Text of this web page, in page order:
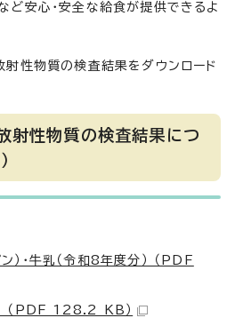
ど安心・安全な給食が提供できるよ
射性物質の検査結果をダウンロード
射性物質の検査結果につ
）・牛乳（令和8年度分） （PDF
（PDF 128.2 KB）